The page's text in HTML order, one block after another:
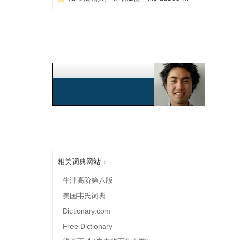
相关词典网站：
牛津高阶第八版
美国韦氏词典
Dictionary.com
Free Dictionary